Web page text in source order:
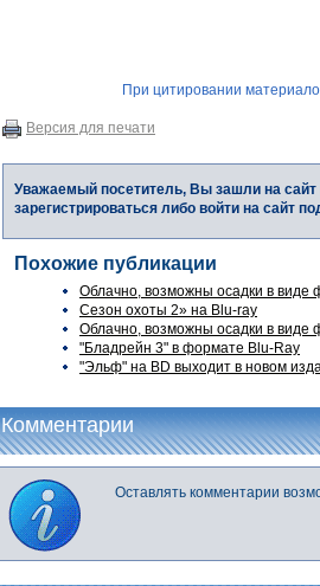
При цитировании
Версия для печати
Уважаемый посетитель, Вы зашли на
зарегистрироваться либо войти на сайт
Похожие публикации
Облачно, возможны осадки в виде
Сезон охоты 2» на Blu-ray
Облачно, возможны осадки в виде
"Бладрейн 3" в формате Blu-Ray
"Эльф" на BD выходит в новом
Комментарии
Оставлять комментарии